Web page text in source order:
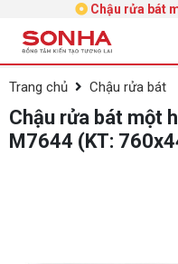
Chậu rửa bát
Trang chủ Chậu rửa bát
Chậu rửa bát một
M7644 (KT: